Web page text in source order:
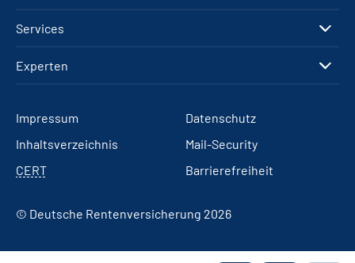
Services
Experten
Impressum
Datenschutz
Inhaltsverzeichnis
Mail-Security
CERT
Barrierefreiheit
© Deutsche Rentenversicherung 2026